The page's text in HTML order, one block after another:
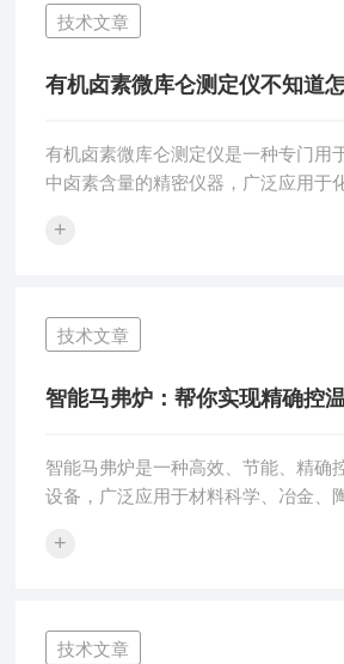
浓缩有机物。然后将吸附有样品的吸
中，在高温(通常在900°C到1150°C
境下燃烧。有机物质在高温下被氧化
卤离子。随后，这些卤离子可...
技术文章
有机卤素微库仑测定仪不知道
有机卤素微库仑测定仪是一种专门用
中卤素含量的精密仪器，广泛应用于
对卤素元素的定量分析。有机卤素微
电流，驱动电解反应进行。3.指示电
过程中的电位变化，常见的有参比电
滴定管：精确控制加入电解液的量，
行。5.控制系统：包括微处理器和相关
+
技术文章
智能马弗炉：帮你实现精确控温
智能马弗炉是一种高效、节能、精确
设备，广泛应用于材料科学、冶金、
进的加热技术和保温材料，具有优异
功能性：智能马弗炉具有多种加热程
+
技术文章